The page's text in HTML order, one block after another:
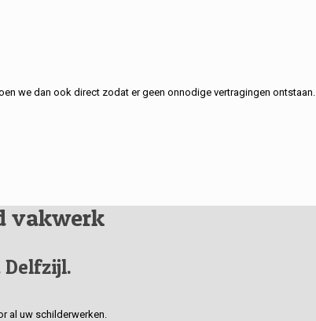
we dan ook direct zodat er geen onnodige vertragingen ontstaan.
vakwerk
al uw schilderwerken.